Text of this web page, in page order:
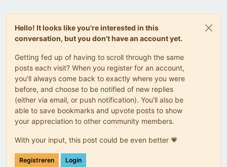
Hello! It looks like you're interested in this
conversation, but you don't have an account yet.
Getting fed up of having to scroll through the same
posts each visit? When you register for an account,
you'll always come back to exactly where you were
before, and choose to be notified of new replies
(either via email, or push notification). You'll also be
able to save bookmarks and upvote posts to show
your appreciation to other community members.
With your input, this post could be even better 💗
Registreren Login